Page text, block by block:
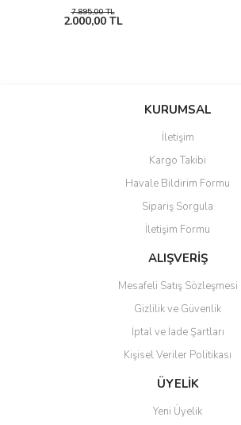
7.895,00 TL
2.000,00 TL
KURUMSAL
İletişim
Kargo Takibi
Havale Bildirim Formu
Sipariş Sorgula
İletişim Formu
ALIŞVERİŞ
Mesafeli Satış Sözleşmesi
Gizlilik ve Güvenlik
İptal ve İade Şartları
Kişisel Veriler Politikası
ÜYELİK
Yeni Üyelik